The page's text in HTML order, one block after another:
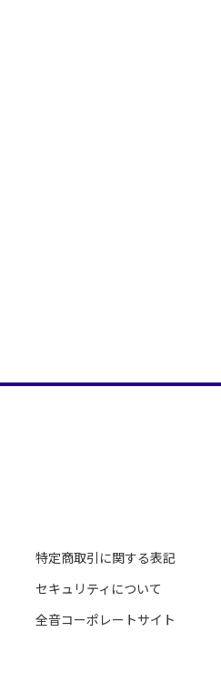
特定商取引に関する表記
セキュリティについて
全音コーポレートサイト